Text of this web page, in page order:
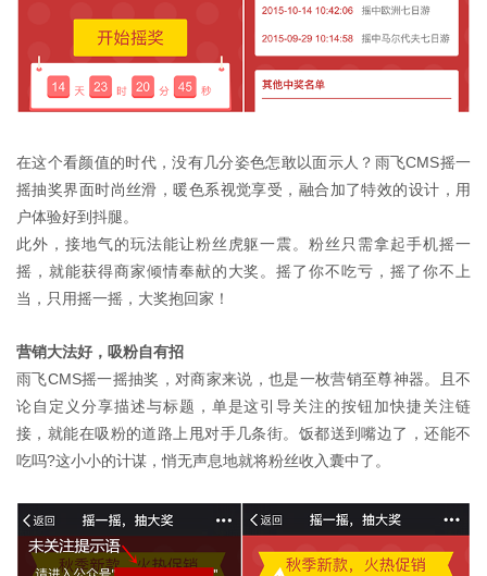
在这个看颜值的时代，没有几分姿色怎敢以面示人？雨飞CMS摇一
摇抽奖界面时尚丝滑，暖色系视觉享受，融合加了特效的设计，用
户体验好到抖腿。
此外，接地气的玩法能让粉丝虎躯一震。粉丝只需拿起手机摇一
摇，就能获得商家倾情奉献的大奖。摇了你不吃亏，摇了你不上
当，只用摇一摇，大奖抱回家！
营销大法好，吸粉自有招
雨飞CMS摇一摇抽奖，对商家来说，也是一枚营销至尊神器。且不
论自定义分享描述与标题，单是这引导关注的按钮加快捷关注链
接，就能在吸粉的道路上甩对手几条街。饭都送到嘴边了，还能不
吃吗?这小小的计谋，悄无声息地就将粉丝收入囊中了。